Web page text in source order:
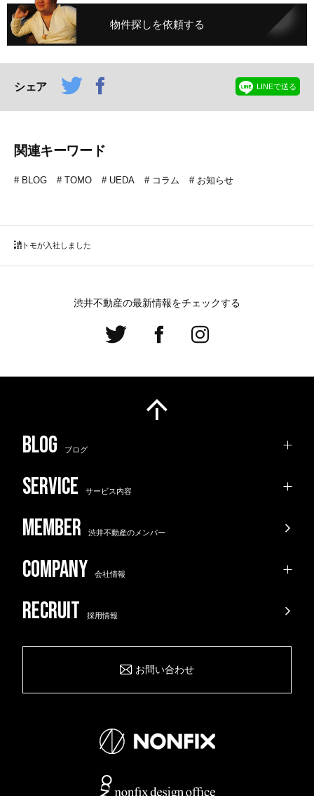
物件探しを依頼する
シェア LINEで送る
関連キーワード
BLOG TOMO UEDA コラム お知らせ
トモが入社しました
渋井不動産の最新情報をチェックする
ブログ
サービス内容
渋井不動産のメンバー
会社情報
採用情報
お問い合わせ